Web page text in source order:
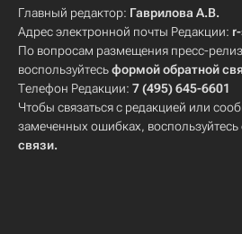
Главный редактор: Гаврилова А.В.
Адрес электронной почты Редакции:
По вопросам размещения пресс-
воспользуйтесьформой обратной
Телефон Редакции: 7 (495) 645-6601
Чтобы связаться с редакцией или
замеченных ошибках, воспользуйтесь
связи.